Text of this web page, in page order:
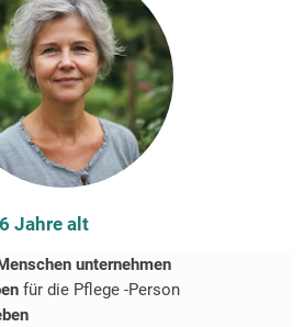
Jahre alt
Menschen unternehmen
für die Pflege -Person